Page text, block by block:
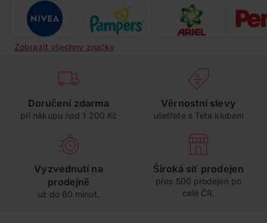
Zobrazit všechny značky
Doručení zdarma
při nákupu nad 1 200 Kč
Věrnostní slevy
ušetřete s Teta klubem
Vyzvednutí na
prodejně
už do 60 minut.
Široká síť prodejen
přes 500 prodejen po
celé ČR.